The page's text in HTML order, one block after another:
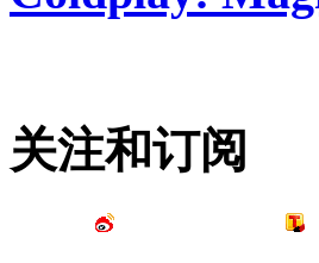
关注和订阅